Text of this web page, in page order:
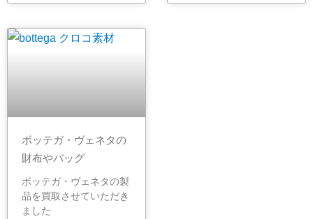
ボッテガ・ヴェネタの
財布やバッグ
ボッテガ・ヴェネタの製
品を買取させていただき
ました